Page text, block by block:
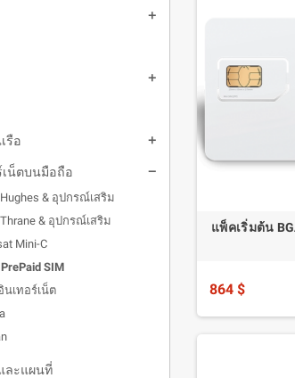
add
add
รือ add
เน็ตบนมือถือ remove
Hughes & อุปกรณ์เสริม
Thrane & อุปกรณ์เสริม
Mini-C
SIM
นเทอร์เน็ต
ละแผนที่
แพ็คเริ่มต้น
864 $